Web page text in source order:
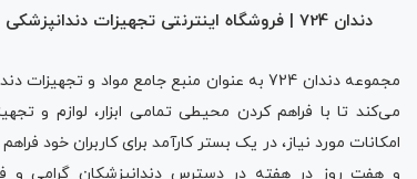
دندان 724 | فروشگاه اینترنتی تجهیزات دندانپزشکی
مجموعه دندان 724 به‌ عنوان منبع جامع مواد و
می‌کند تا با فراهم کردن محیطی تمامی ابزار، لوازم و
و هفت روز در هفته در دسترس دندانپزشکان گرامی و